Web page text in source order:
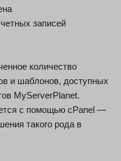
записей
количество
и шаблонов, доступных
MyServerPlanet.
с помощью cPanel —
такого рода в